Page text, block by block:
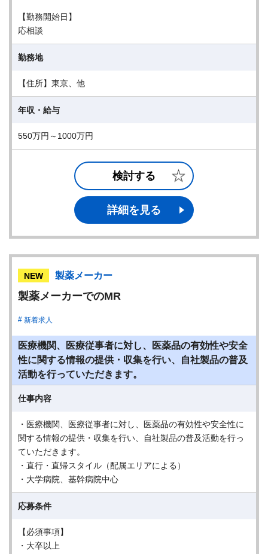
【勤務開始日】
応相談
勤務地
【住所】東京、他
年収・給与
550万円～1000万円
検討する
詳細を見る
NEW 製薬メーカー
製薬メーカーでのMR
新着求人
医療機関、医療従事者に対し、医薬品の有効性や安全
性に関する情報の提供・収集を行い、自社製品の普及
活動を行っていただきます。
仕事内容
・医療機関、医療従事者に対し、医薬品の有効性や安全性に
関する情報の提供・収集を行い、自社製品の普及活動を行っ
ていただきます。
・直行・直帰スタイル（配属エリアによる）
・大学病院、基幹病院中心
応募条件
【必須事項】
・大卒以上